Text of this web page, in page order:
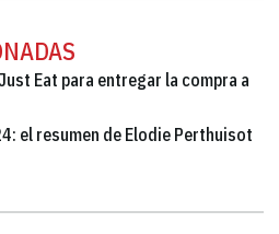
Eat para entregar la compra a
el resumen de Elodie Perthuisot